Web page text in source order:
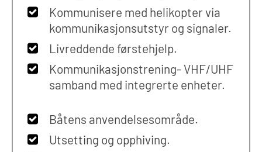
Kommunisere med helikopter via
kommunikasjonsutstyr og signaler.
Livreddende førstehjelp.
Kommunikasjonstrening- VHF/UHF
samband med integrerte enheter.
Båtens anvendelsesområde.
Utsetting og opphiving.